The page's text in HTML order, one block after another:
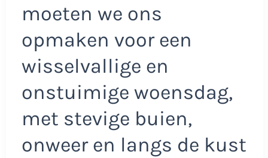
moeten we ons
opmaken voor een
wisselvallige en
onstuimige woensdag,
met stevige buien,
onweer en langs de kust